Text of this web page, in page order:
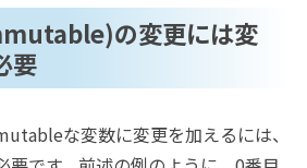
の変更には変
要
な変数に変更を加えるには、